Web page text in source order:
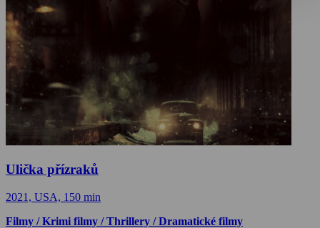
Ulička přízraků
2021, USA, 150 min
Filmy / Krimi filmy / Thrillery / Dramatické filmy